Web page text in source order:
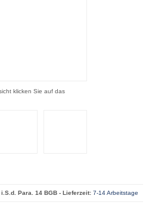
klicken Sie auf das
Para. 14 BGB - Lieferzeit: 7-14 Arbeitstage